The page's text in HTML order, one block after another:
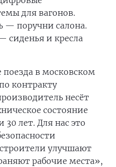
для вагонов.
— поручни салона.
сиденья и кресла
поезда в московском
контракту
несёт
состояние
лет. Для нас это
улучшают
рабочие места»,